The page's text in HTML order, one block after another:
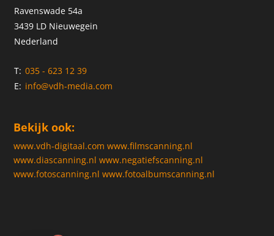
Ravenswade 54a
3439 LD Nieuwegein
Nederland
T: 035 - 623 12 39
E: info@vdh-media.com
Bekijk ook:
www.vdh-digitaal.com www.filmscanning.nl
www.diascanning.nl www.negatiefscanning.nl
www.fotoscanning.nl www.fotoalbumscanning.nl